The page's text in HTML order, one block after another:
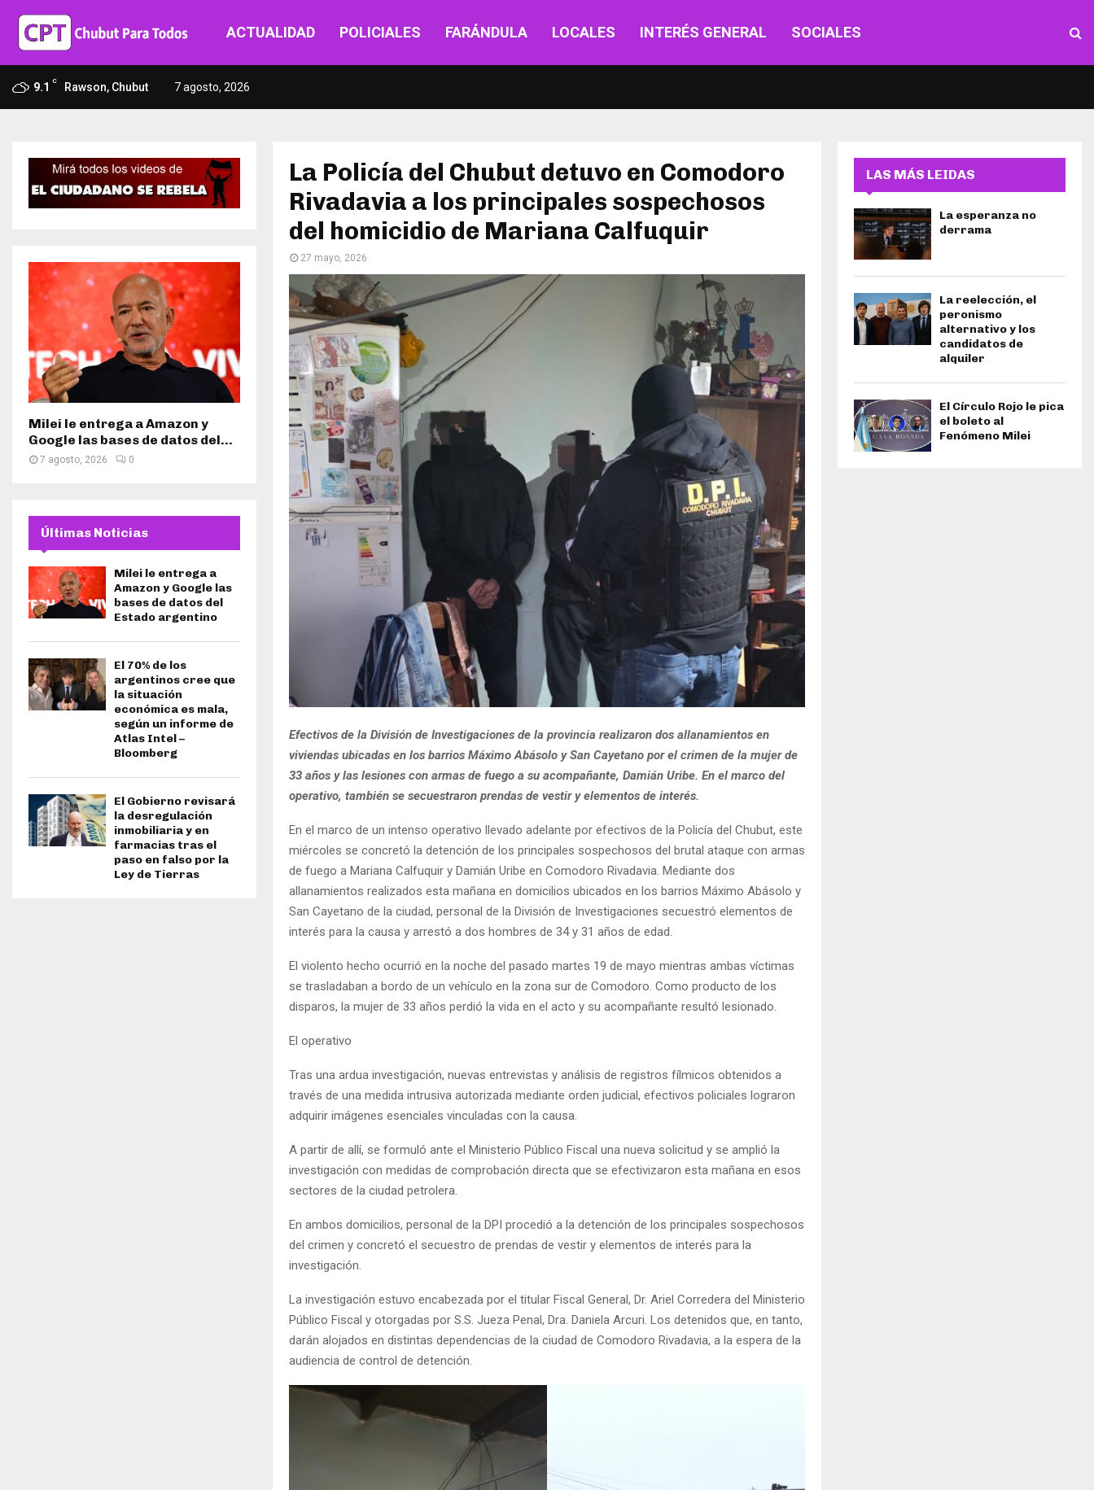
ACTUALIDAD POLICIALES FARÁNDULA LOCALES INTERÉS GENERAL SOCIALES
9.1 C Rawson, Chubut 7 agosto, 2026
La Policía del Chubut detuvo en Comodoro
Rivadavia a los principales sospechosos
del homicidio de Mariana Calfuquir
27 mayo, 2026
Efectivos de la División de Investigaciones de la provincia realizaron dos allanamientos en
viviendas ubicadas en los barrios Máximo Abásolo y San Cayetano por el crimen de la mujer de
33 años y las lesiones con armas de fuego a su acompañante, Damián Uribe. En el marco del
operativo, también se secuestraron prendas de vestir y elementos de interés.
En el marco de un intenso operativo llevado adelante por efectivos de la Policía del Chubut, este
miércoles se concretó la detención de los principales sospechosos del brutal ataque con armas
de fuego a Mariana Calfuquir y Damián Uribe en Comodoro Rivadavia. Mediante dos
allanamientos realizados esta mañana en domicilios ubicados en los barrios Máximo Abásolo y
San Cayetano de la ciudad, personal de la División de Investigaciones secuestró elementos de
interés para la causa y arrestó a dos hombres de 34 y 31 años de edad.
El violento hecho ocurrió en la noche del pasado martes 19 de mayo mientras ambas víctimas
se trasladaban a bordo de un vehículo en la zona sur de Comodoro. Como producto de los
disparos, la mujer de 33 años perdió la vida en el acto y su acompañante resultó lesionado.
El operativo
Tras una ardua investigación, nuevas entrevistas y análisis de registros fílmicos obtenidos a
través de una medida intrusiva autorizada mediante orden judicial, efectivos policiales lograron
adquirir imágenes esenciales vinculadas con la causa.
A partir de allí, se formuló ante el Ministerio Público Fiscal una nueva solicitud y se amplió la
investigación con medidas de comprobación directa que se efectivizaron esta mañana en esos
sectores de la ciudad petrolera.
En ambos domicilios, personal de la DPI procedió a la detención de los principales sospechosos
del crimen y concretó el secuestro de prendas de vestir y elementos de interés para la
investigación.
La investigación estuvo encabezada por el titular Fiscal General, Dr. Ariel Corredera del Ministerio
Público Fiscal y otorgadas por S.S. Jueza Penal, Dra. Daniela Arcuri. Los detenidos que, en tanto,
darán alojados en distintas dependencias de la ciudad de Comodoro Rivadavia, a la espera de la
audiencia de control de detención.
Milei le entrega a Amazon y
Google las bases de datos del...
7 agosto, 2026 0
Últimas Noticias
Milei le entrega a
Amazon y Google las
bases de datos del
Estado argentino
El 70% de los
argentinos cree que
la situación
económica es mala,
según un informe de
Atlas Intel –
Bloomberg
El Gobierno revisará
la desregulación
inmobiliaria y en
farmacias tras el
paso en falso por la
Ley de Tierras
LAS MÁS LEIDAS
La esperanza no
derrama
La reelección, el
peronismo
alternativo y los
candidatos de
alquiler
El Círculo Rojo le pica
el boleto al
Fenómeno Milei